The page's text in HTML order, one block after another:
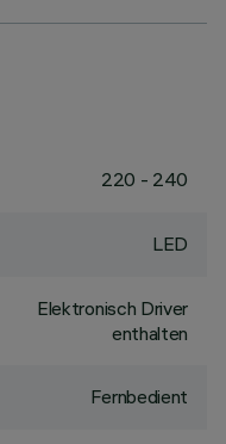
220 - 240
LED
Elektronisch Driver
enthalten
Fernbedient